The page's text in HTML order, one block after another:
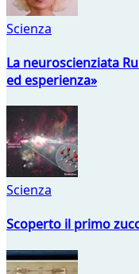
Scienza
La neuroscienziata
ed esperienza»
Scienza
Scoperto il primo